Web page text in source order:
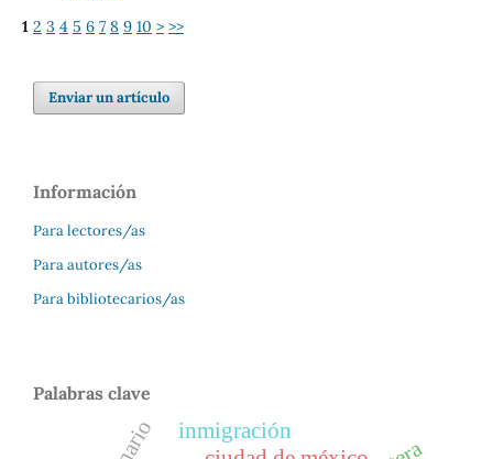
1 2 3 4 5 6 7 8 9 10 > >>
Enviar un artículo
Información
Para lectores/as
Para autores/as
Para bibliotecarios/as
Palabras clave
inmigración